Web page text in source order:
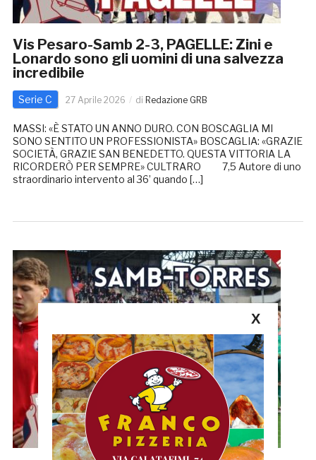
Vis Pesaro-Samb 2-3, PAGELLE: Zini e
Lonardo sono gli uomini di una salvezza
incredibile
Serie C 27 Aprile 2026 di Redazione GRB
MASSI: «È STATO UN ANNO DURO. CON BOSCAGLIA MI
SONO SENTITO UN PROFESSIONISTA» BOSCAGLIA: «GRAZIE
SOCIETÀ, GRAZIE SAN BENEDETTO. QUESTA VITTORIA LA
RICORDERÒ PER SEMPRE» CULTRARO 7,5 Autore di uno
straordinario intervento al 36’ quando […]
X